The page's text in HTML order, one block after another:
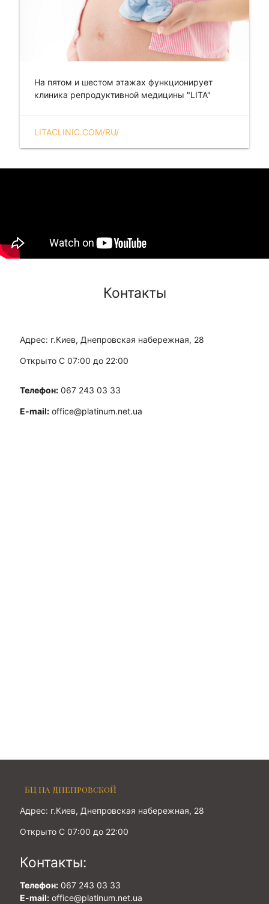
На пятом и шестом этажах функционирует
клиника репродуктивной медицины "LITA"
LITACLINIC.COM/RU/
Контакты
Адрес: г.Киев, Днепровская набережная, 28
Открыто С 07:00 до 22:00
Телефон:067 243 03 33
E-mail:office@platinum.net.ua
БЦ на Днепровской
Адрес: г.Киев, Днепровская набережная, 28
Открыто С 07:00 до 22:00
Контакты:
Телефон:067 243 03 33
E-mail:office@platinum.net.ua